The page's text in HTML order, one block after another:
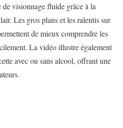
de visionnage fluide grâce à la
Les gros plans et les ralentis sur
de mieux comprendre les
La vidéo illustre également
avec ou sans alcool, offrant une